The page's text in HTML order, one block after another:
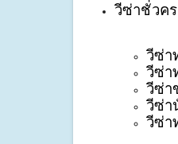
วีซ่าชั่วค
วีซ่า
วีซ่า
วีซ่า
วีซ่า
วีซ่า